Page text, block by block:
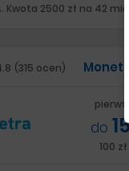
Kwota 2500 zł na 42
(315 ocen) Monetra
do
100